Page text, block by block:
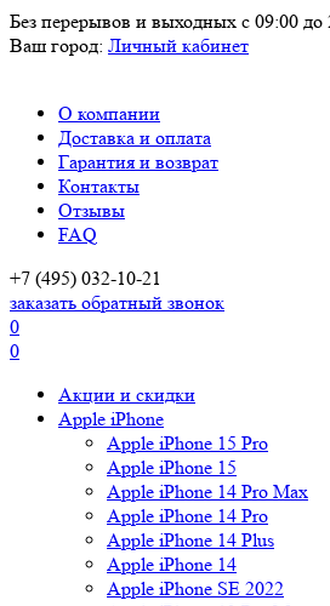
Без перерывов и выходных с 09:00
Ваш город: Личный кабинет
О компании
Доставка и оплата
Гарантия и возврат
Контакты
Отзывы
FAQ
+7 (495) 032-10-21
заказать обратный звонок
0
0
Акции и скидки
Apple iPhone
Apple iPhone 15 Pro
Apple iPhone 15
Apple iPhone 14 Pro Max
Apple iPhone 14 Pro
Apple iPhone 14 Plus
Apple iPhone 14
Apple iPhone SE 2022